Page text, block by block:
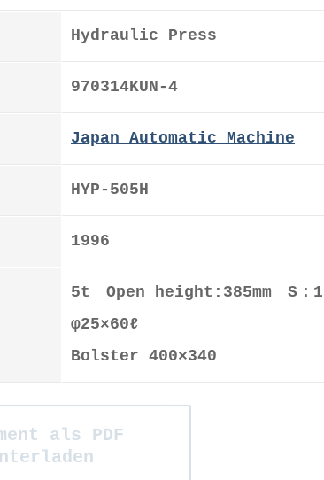
Hydraulic Press
970314KUN-4
Japan Automatic Machine
HYP-505H
1996
5t Open height:385mm S：
φ25×60ℓ
Bolster 400×340
als PDF